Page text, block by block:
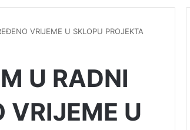
VRIJEME U SKLOPU PROJEKTA
U RADNI
VRIJEME U